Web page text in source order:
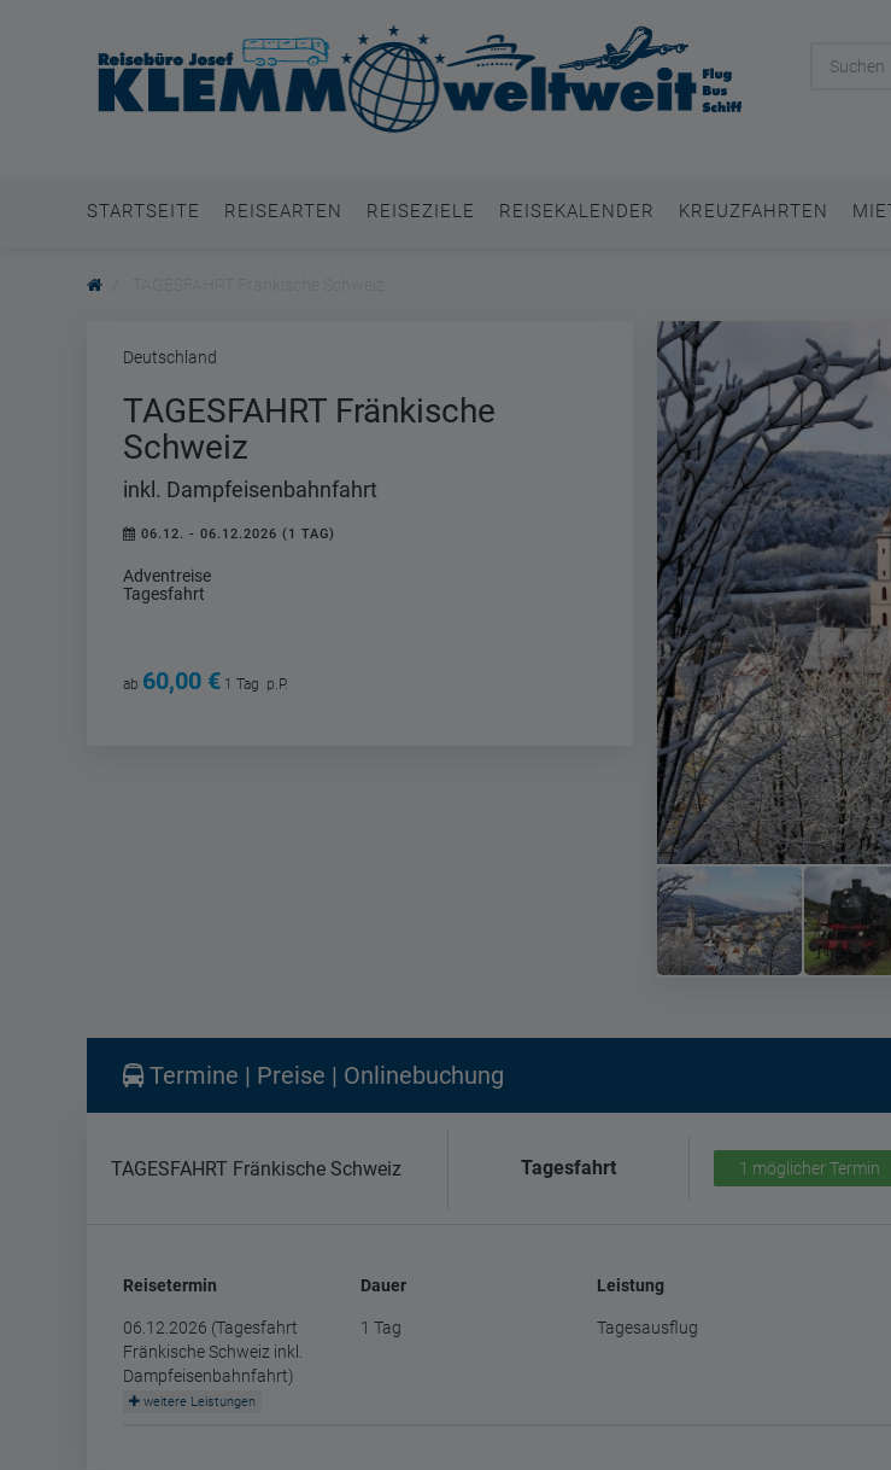
STARTSEITE REISEARTEN REISEZIELE REISEKALENDER KREUZFAHRTEN
Deutschland
TAGESFAHRT Fränkische
Schweiz
inkl. Dampfeisenbahnfahrt
06.12. - 06.12.2026 (1 TAG)
Adventreise
Tagesfahrt
ab 60,00 € 1 Tag p.P.
Termine | Preise | Onlinebuchung
TAGESFAHRT Fränkische Schweiz Tagesfahrt 1 möglicher Termin
Reisetermin Dauer Leistung
06.12.2026 (Tagesfahrt
Fränkische Schweiz inkl.
Dampfeisenbahnfahrt)
1 Tag Tagesausflug
weitere Leistungen